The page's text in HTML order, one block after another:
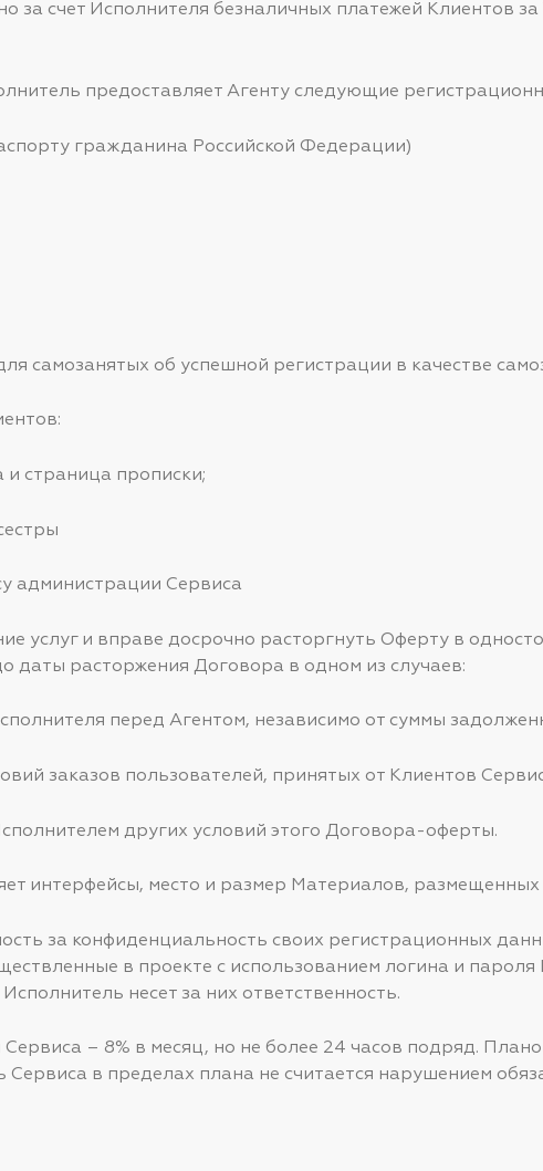
за счет Исполнителя безналичных платежей Клиентов
предоставляет Агенту следующие
гражданина Российской Федерации)
самозанятых об успешной регистрации в качестве
и страница прописки;
администрации Сервиса
услуг и вправе досрочно расторгнуть Оферту в
даты расторжения Договора в одном из случаев:
перед Агентом, независимо от суммы
заказов пользователей, принятых от Клиентов
других условий этого Договора-оферты.
интерфейсы, место и размер Материалов, размещенных
за конфиденциальность своих регистрационных
в проекте с использованием логина и пароля
несет за них ответственность.
– 8% в месяц, но не более 24 часов подряд.
в пределах плана не считается нарушением